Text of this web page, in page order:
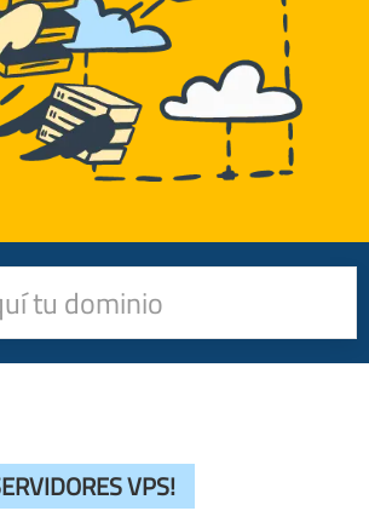
VPS!